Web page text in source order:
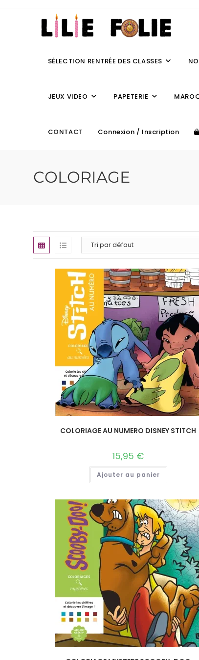
SÉLECTION RENTRÉE DES CLASSES
JEUX VIDEO PAPETERIE
CONTACT Connexion / Inscription
COLORIAGE
COLORIAGE AU NUMERO DISNEY STITCH
15,95 €
Ajouter au panier